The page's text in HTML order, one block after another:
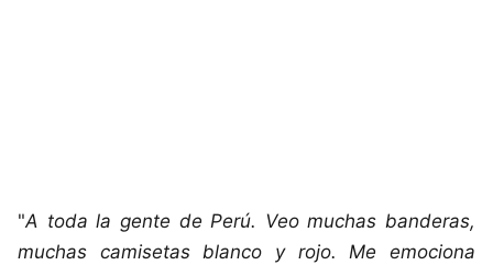
"A toda la gente de Perú. Veo muchas banderas,
muchas camisetas blanco y rojo. Me emociona